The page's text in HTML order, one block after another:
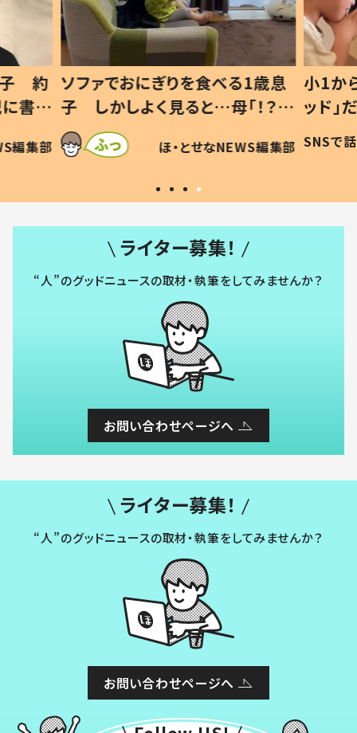
歳息
？」
編集部
小1から不登校、息子は「ギフテ
ッド」だった 父が“ウチ給食”を
作り続ける理由とは #令和の親
#令和の子
SNSで話題 ほ・とせなNEWS編集部
ひ孫
が、抱
「涙
い」
ライター募集！
“人”のグッドニュースの取材・執筆をしてみませんか？
お問い合わせページへ
ライター募集！
“人”のグッドニュースの取材・執筆をしてみませんか？
お問い合わせページへ